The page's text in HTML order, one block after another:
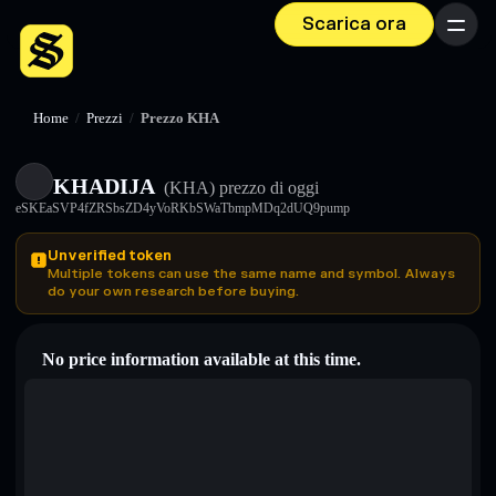
Scarica ora Menu
Home / Prezzi / Prezzo KHA
KHADIJA (KHA) prezzo di oggi
eSKEaSVP4fZRSbsZD4yVoRKbSWaTbmpMDq2dUQ9pump
Unverified token
Multiple tokens can use the same name and symbol. Always
do your own research before buying.
No price information available at this time.